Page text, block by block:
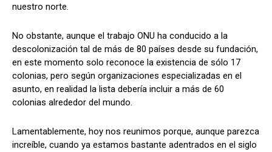
nuestro norte.
No obstante, aunque el trabajo ONU ha conducido a la
descolonización tal de más de 80 países desde su fundación,
en este momento solo reconoce la existencia de sólo 17
colonias, pero según organizaciones especializadas en el
asunto, en realidad la lista debería incluir a más de 60
colonias alrededor del mundo.
Lamentablemente, hoy nos reunimos porque, aunque parezca
increíble, cuando ya estamos bastante adentrados en el siglo